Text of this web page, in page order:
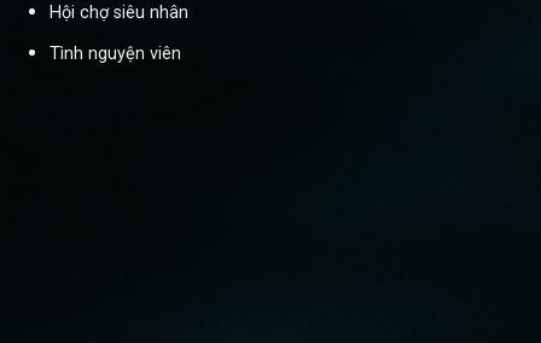
Hội chợ siêu nhân
Tình nguyện viên